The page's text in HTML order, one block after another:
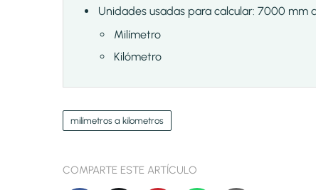
Unidades usadas para calcular: 7000 mm
Milímetro
Kilómetro
milímetros a kilometros
COMPARTE ESTE ARTÍCULO